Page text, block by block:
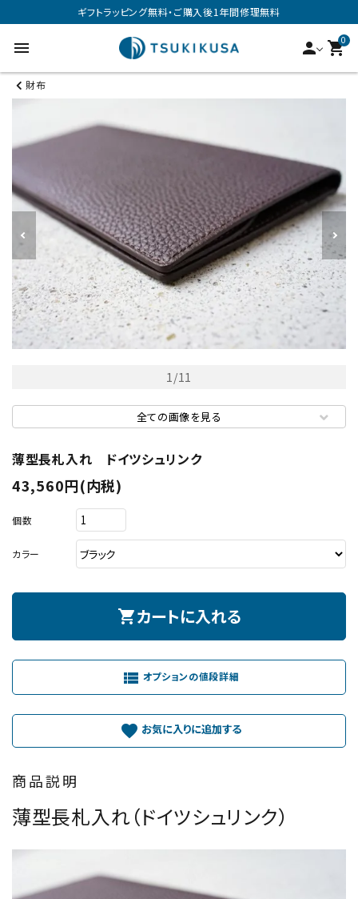
ギフトラッピング無料・ご購入後1年間修理無料
menu person 0
shopping_cart
財布
1/11
全ての画像を見る
薄型長札入れ ドイツシュリンク
43,560円(内税)
個数
カラー
shopping_cartカートに入れる
view_list オプションの値段詳細
favorite
商品説明
薄型長札入れ（ドイツシュリンク）